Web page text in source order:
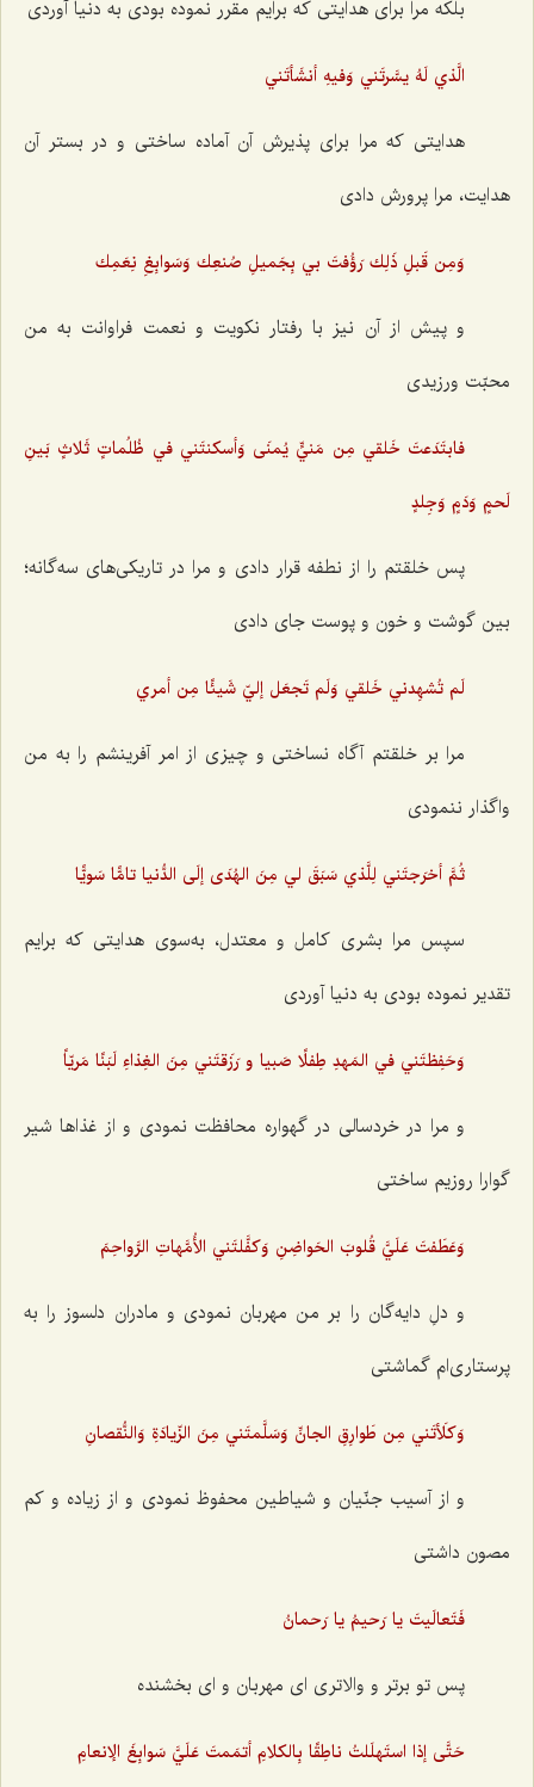
بلکه مرا برای هدایتی که برایم مقرر نموده بودی به دنیا آوردی
الَّذي لَهُ يسَّرتَني وَفيهِ أنشَأتَني
هدایتی که مرا برای پذیرش آن آماده ساختی و در بستر آن
هدایت، مرا پرورش دادی
وَمِن قَبلِ ذَلِك رَؤُفتَ بي بِجَميلِ صُنعِك وَسَوابِغِ نِعَمِك
و پیش از آن نیز با رفتار نکویت و نعمت فراوانت به من
محبّت ورزیدی
فابتَدَعتَ خَلقي مِن مَنيٍّ يُمنَى وَأسكنتَني في ظُلُماتٍ ثَلاثٍ بَينِ
لَحمٍ وَدَمٍ وَجِلدٍ
پس خلقتم را از نطفه قرار دادی و مرا در تاریکی‌های سه‌گانه؛
بین گوشت و خون و پوست جای دادی
لَم تُشهِدني خَلقي وَلَم تَجعَل إليّ شَيئًا مِن أمري
مرا بر خلقتم آگاه نساختی و چیزی از امر آفرینشم را به من
واگذار ننمودی
ثُمَّ أخرَجتَني لِلَّذي سَبَقَ لي مِنَ الهُدَى إلَى الدُّنيا تامًّا سَويًّا
سپس مرا بشری کامل و معتدل، به‌سوی هدایتی که برایم
تقدیر نموده بودی به دنیا آوردی
وَحَفِظتَني في المَهدِ طِفلًا صَبيا و رَزَقتَني مِنَ الغِذاءِ لَبَنًا مَريّاً
و مرا در خردسالی در گهواره محافظت نمودی و از غذاها شیر
گوارا روزیم ساختی
وَعَطَفتَ عَلَيَّ قُلوبَ الحَواضِنِ وَكفَّلتَني الأُمَّهاتِ الرَّواحِمَ
و دلِ دایه‌گان را بر من مهربان نمودی و مادران دلسوز را به
پرستاری‌ام گماشتی
وَكلَأتَني مِن طَوارِقِ الجانِّ وَسَلَّمتَني مِنَ الزّيادَةِ وَالنُّقصانِ
و از آسیب جنّیان و شیاطین محفوظ نمودی و از زیاده و کم
مصون داشتی
فَتَعالَيتَ يا رَحيمُ يا رَحمانُ
پس تو برتر و والاتری ای مهربان و ای بخشنده
حَتَّى إذا استَهلَلتُ ناطِقًا بِالكلامِ أتمَمتَ عَلَيَّ سَوابِغَ الإنعامِ